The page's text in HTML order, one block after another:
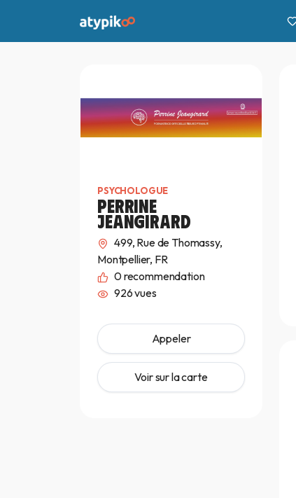
PSYCHOLOGUE
PERRINE
JEANGIRARD
499, Rue de Thomassy,
Montpellier, FR
0recommendation
926 vues
Appeler
Voir sur la carte